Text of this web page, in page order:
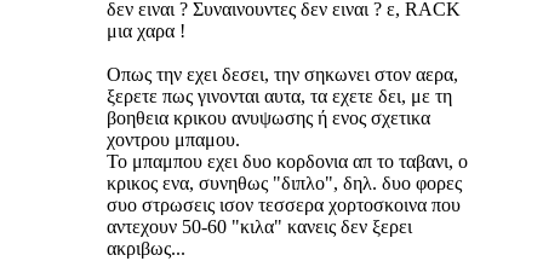
δεν ειναι ? Συναινουντες δεν ειναι ? ε, RACK
μια χαρα !
Οπως την εχει δεσει, την σηκωνει στον αερα,
ξερετε πως γινονται αυτα, τα εχετε δει, με τη
βοηθεια κρικου ανυψωσης ή ενος σχετικα
χοντρου μπαμου.
Το μπαμπου εχει δυο κορδονια απ το ταβανι, ο
κρικος ενα, συνηθως "διπλο", δηλ. δυο φορες
συο στρωσεις ισον τεσσερα χορτοσκοινα που
αντεχουν 50-60 "κιλα" κανεις δεν ξερει
ακριβως...